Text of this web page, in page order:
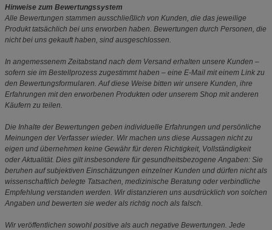
Hinweise zum Bewertungssystem
Alle Bewertungen stammen ausschließlich von Kunden, die das jeweilige
Produkt tatsächlich bei uns erworben haben. Bewertungen durch Personen, die
nicht bei uns gekauft haben, sind ausgeschlossen.
In angemessenem Zeitabstand nach dem Versand erhalten unsere Kunden –
sofern sie im Bestellprozess zugestimmt haben – eine E-Mail mit einem Link zu
den Bewertungsformularen. Auf diese Weise bitten wir unsere Kunden, ihre
Erfahrungen mit den erworbenen Produkten oder unserem Shop mit anderen
Käufern zu teilen.
Die Inhalte der Bewertungen geben individuelle Erfahrungen und persönliche
Meinungen der Verfasser wieder. Wir machen uns diese Aussagen nicht zu
eigen und übernehmen keine Gewähr für deren Richtigkeit, Vollständigkeit
oder Aktualität. Dies gilt insbesondere für gesundheitsbezogene Angaben: Sie
beruhen auf subjektiven Einschätzungen einzelner Kunden und dürfen nicht als
wissenschaftlich belegte Tatsachen, medizinische Beratung oder verbindliche
Empfehlung verstanden werden. Wir distanzieren uns ausdrücklich von solchen
Angaben und bewerten sie weder als richtig noch als falsch.
Wir veröffentlichen sowohl positive als auch negative Bewertungen. Jede